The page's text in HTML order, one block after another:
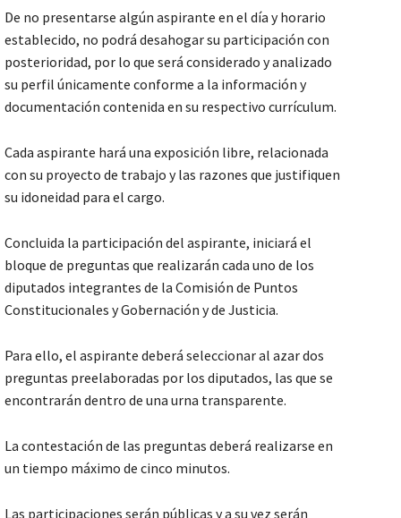
De no presentarse algún aspirante en el día y horario
establecido, no podrá desahogar su participación con
posterioridad, por lo que será considerado y analizado
su perfil únicamente conforme a la información y
documentación contenida en su respectivo currículum.
Cada aspirante hará una exposición libre, relacionada
con su proyecto de trabajo y las razones que justifiquen
su idoneidad para el cargo.
Concluida la participación del aspirante, iniciará el
bloque de preguntas que realizarán cada uno de los
diputados integrantes de la Comisión de Puntos
Constitucionales y Gobernación y de Justicia.
Para ello, el aspirante deberá seleccionar al azar dos
preguntas preelaboradas por los diputados, las que se
encontrarán dentro de una urna transparente.
La contestación de las preguntas deberá realizarse en
un tiempo máximo de cinco minutos.
Las participaciones serán públicas y a su vez serán